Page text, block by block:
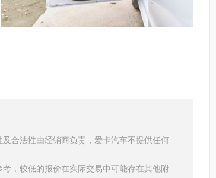
合法性由经销商负责，爱卡汽车不提供任何
，较低的报价在实际交易中可能存在其他附